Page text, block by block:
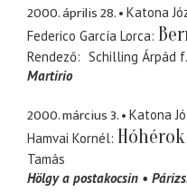
2000. április 28.
Katona
Federico García Lorca
Rendező Schilling Árpád
Martirio
2000. március 3.
Katona
Hamvai Kornél
Tamás
Hölgy a postakocsin